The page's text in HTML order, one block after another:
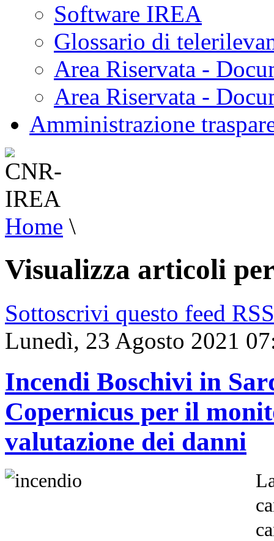
Software IREA
Glossario di
Area Riservata -
Area Riservata -
Amministrazione
Home \
Visualizza articoli
Sottoscrivi questo feed RSS
Lunedì, 23 Agosto 2021
Incendi Boschivi in
Copernicus per il
valutazione dei danni